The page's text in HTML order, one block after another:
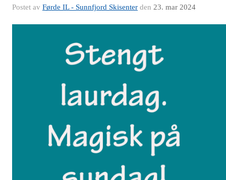
Postet av Førde IL - Sunnfjord Skisenter den 23. mar 2024